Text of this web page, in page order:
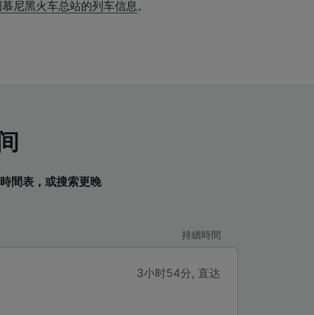
尼黑火车总站的列车信息 。
間表，或搜索更晚
持續時間
3小时54分, 直达